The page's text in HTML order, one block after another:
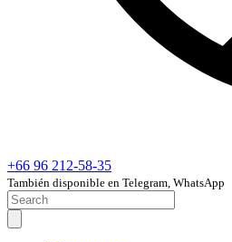
+66 96 212-58-35
También disponible en Telegram, WhatsApp